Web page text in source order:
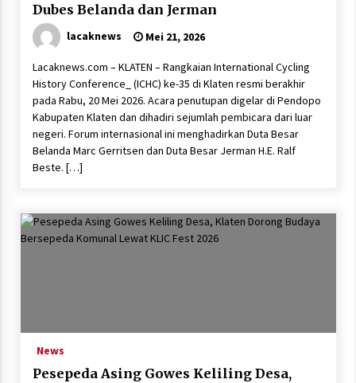
Dubes Belanda dan Jerman
lacaknews Mei 21, 2026
Lacaknews.com – KLATEN – Rangkaian International Cycling
History Conference_ (ICHC) ke-35 di Klaten resmi berakhir
pada Rabu, 20 Mei 2026. Acara penutupan digelar di Pendopo
Kabupaten Klaten dan dihadiri sejumlah pembicara dari luar
negeri. Forum internasional ini menghadirkan Duta Besar
Belanda Marc Gerritsen dan Duta Besar Jerman H.E. Ralf
Beste. […]
News
Pesepeda Asing Gowes Keliling Desa,